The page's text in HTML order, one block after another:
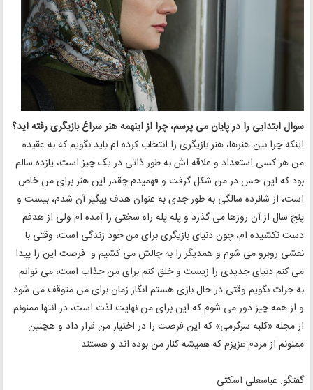
سوال ابتدایی را در پایان می پرسم، چرا از اینهمه هنر سراغ بازیگری رفته اید؟
اینکه چرا بین هنر‌ها، هنر بازیگری را انتخاب کرده ام باید بگویم که به عقیده
من هر کسی استعداد و علاقه اش به طور ذاتی در یک چیز است، یازده سالم
بود که این حس در من شکل گرفت و فهمیدم چقدر این هنر برای من خاص
است، از شانزده سالگی به طور جدی به عنوان هدف پیگیر آن شدم، بیست و
پنج سال از آن روزها می گذرد و پله پله راه سختی را آمده ام ولی از هدفم
دست نکشیده ام، چون دنیای بازیگری برای من خود زندگی است، وقتی با
نقشی روبرو می شوم و همدیگر را به چالش می کشیم و فرصت این را پیدا
می کنم دنیای جدیدی را زیست و خلق کنم برای من جذاب است، می توانم
به جرات بگویم وقتی در حال بازی هستم انگار زمان برای من متوقف می شود
و از همه چیز دور می شوم که این برای من نهایت لذت است، در انتها ممنونم
از مجله «کلبه سرگرمی» که این فرصت را در اختیار من قرار داد و هچنین
ممنونم از مردم عزیزم که همیشه کنار من بوده اند و هستند.
گفتگو: عباسعلی اسکتی